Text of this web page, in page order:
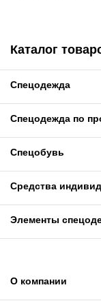
Каталог
Спецодежда
Спецодежда по
Спецобувь
Средства
Элементы
О компании